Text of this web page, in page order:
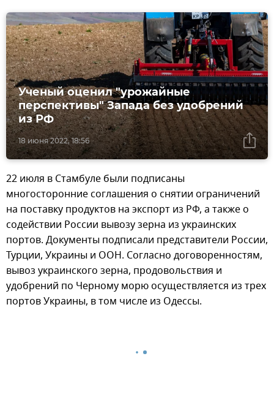
18 июня 2022, 18:56
Ученый оценил "урожайные
перспективы" Запада без удобрений
из РФ
22 июля в Стамбуле были подписаны
многосторонние соглашения о снятии ограничений
на поставку продуктов на экспорт из РФ, а также о
содействии России вывозу зерна из украинских
портов. Документы подписали представители России,
Турции, Украины и ООН. Согласно договоренностям,
вывоз украинского зерна, продовольствия и
удобрений по Черному морю осуществляется из трех
портов Украины, в том числе из Одессы.